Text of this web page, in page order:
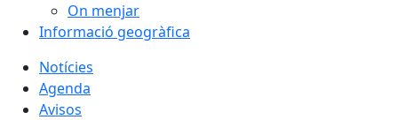
On menjar
Informació geogràfica
Notícies
Agenda
Avisos